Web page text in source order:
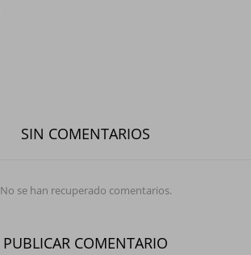
SIN COMENTARIOS
No se han recuperado comentarios.
PUBLICAR COMENTARIO